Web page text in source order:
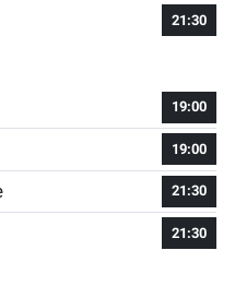
21:30
19:00
19:00
21:30
21:30